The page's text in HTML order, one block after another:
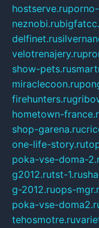
hostserve.ru
neznobi.ru
delfinet.ru
velotrenajery.ru
show-pets.ru
miraclecoon.ru
firehunters.ru
hometown-
shop-garena.ru
one-life-story.ru
poka-vse-doma-
g2012.rutst-1.ru
g-2012.ruops-
poka-vse-
tehosmotre.ru